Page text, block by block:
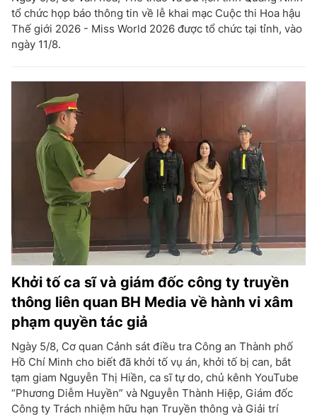
tổ chức họp báo thông tin về lễ khai mạc Cuộc thi Hoa hậu
Thế giới 2026 - Miss World 2026 được tổ chức tại tỉnh, vào
ngày 11/8.
Khởi tố ca sĩ và giám đốc công ty truyền
thông liên quan BH Media về hành vi xâm
phạm quyền tác giả
Ngày 5/8, Cơ quan Cảnh sát điều tra Công an Thành phố
Hồ Chí Minh cho biết đã khởi tố vụ án, khởi tố bị can, bắt
tạm giam Nguyễn Thị Hiền, ca sĩ tự do, chủ kênh YouTube
“Phương Diễm Huyền” và Nguyễn Thành Hiệp, Giám đốc
Công ty Trách nhiệm hữu hạn Truyền thông và Giải trí